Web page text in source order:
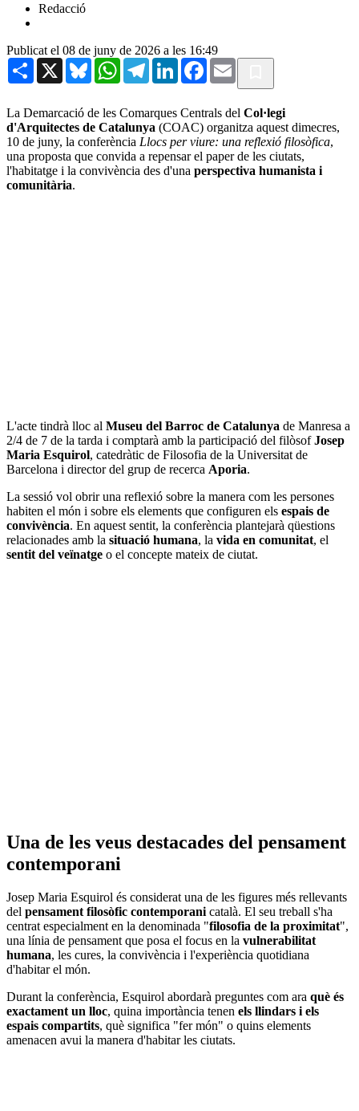
Redacció
Publicat el 08 de juny de 2026 a les 16:49
Share X BlueskyWhatsAppTelegramLinkedInFacebook
Email
La Demarcació de les Comarques Centrals del Col·legi
d'Arquitectes de Catalunya (COAC) organitza aquest dimecres,
10 de juny, la conferència Llocs per viure: una reflexió filosòfica,
una proposta que convida a repensar el paper de les ciutats,
l'habitatge i la convivència des d'una perspectiva humanista i
comunitària.
L'acte tindrà lloc al Museu del Barroc de Catalunya de Manresa a
2/4 de 7 de la tarda i comptarà amb la participació del filòsofJosep
Maria Esquirol, catedràtic de Filosofia de la Universitat de
Barcelona i director del grup de recerca Aporia.
La sessió vol obrir una reflexió sobre la manera com les persones
habiten el món i sobre els elements que configuren els espais de
convivència. En aquest sentit, la conferència plantejarà qüestions
relacionades amb la situació humana, la vida en comunitat, el
sentit del veïnatge o el concepte mateix de ciutat.
Una de les veus destacades del pensament
contemporani
Josep Maria Esquirol és considerat una de les figures més rellevants
del pensament filosòfic contemporanicatalà. El seu treball s'ha
centrat especialment en la denominada "filosofia de la proximitat",
una línia de pensament que posa el focus en la vulnerabilitat
humana, les cures, la convivència i l'experiència quotidiana
d'habitar el món.
Durant la conferència, Esquirol abordarà preguntes com ara què és
exactament un lloc, quina importància tenen els llindars i els
espais compartits, què significa "fer món" o quins elements
amenacen avui la manera d'habitar les ciutats.